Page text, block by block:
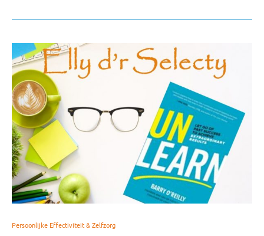
Persoonlijke Effectiviteit & Zelfzorg